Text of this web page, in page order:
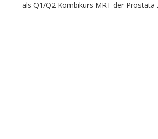
als Q1/Q2 Kombikurs MRT der Prostata